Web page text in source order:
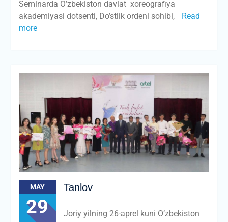
Seminarda O’zbekiston davlat xoreografiya
akademiyasi dotsenti, Do’stlik ordeni sohibi,
Read
more
MAY
29
Tanlov
Joriy yilning 26-aprel kuni O’zbekiston